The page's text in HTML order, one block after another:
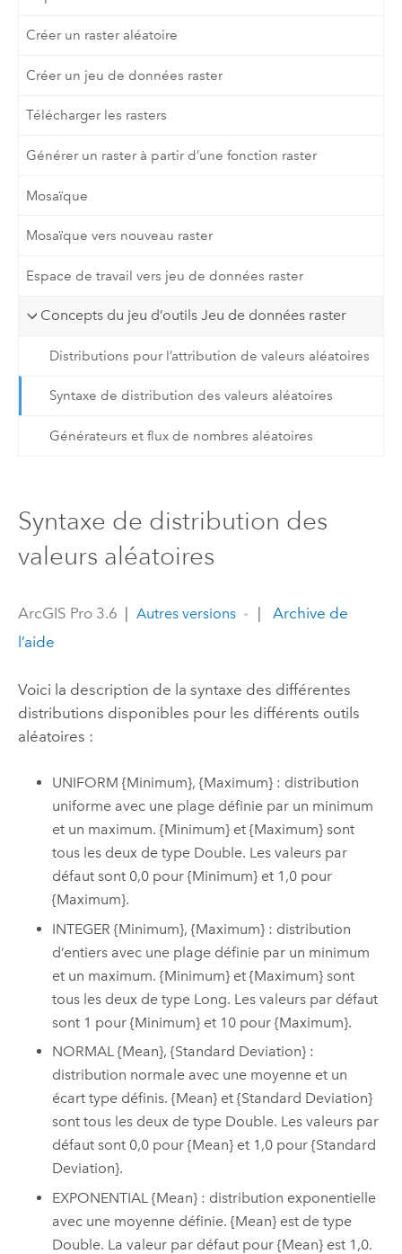
Créer un raster aléatoire
Créer un jeu de données raster
Télécharger les rasters
Générer un raster à partir d’une fonction raster
Mosaïque
Mosaïque vers nouveau raster
Espace de travail vers jeu de données raster
Concepts du jeu d’outils Jeu de données raster
Distributions pour l’attribution de valeurs aléatoires
Syntaxe de distribution des valeurs aléatoires
Générateurs et flux de nombres aléatoires
Syntaxe de distribution des
valeurs aléatoires
ArcGIS Pro 3.6 Autres versions
Archive de
l’aide
Voici la description de la syntaxe des différentes
distributions disponibles pour les différents outils
aléatoires :
UNIFORM {Minimum}, {Maximum} : distribution
uniforme avec une plage définie par un minimum
et un maximum. {Minimum} et {Maximum} sont
tous les deux de type Double. Les valeurs par
défaut sont 0,0 pour {Minimum} et 1,0 pour
{Maximum}.
INTEGER {Minimum}, {Maximum} : distribution
d’entiers avec une plage définie par un minimum
et un maximum. {Minimum} et {Maximum} sont
tous les deux de type Long. Les valeurs par défaut
sont 1 pour {Minimum} et 10 pour {Maximum}.
NORMAL {Mean}, {Standard Deviation} :
distribution normale avec une moyenne et un
écart type définis. {Mean} et {Standard Deviation}
sont tous les deux de type Double. Les valeurs par
défaut sont 0,0 pour {Mean} et 1,0 pour {Standard
Deviation}.
EXPONENTIAL {Mean} : distribution exponentielle
avec une moyenne définie. {Mean} est de type
Double. La valeur par défaut pour {Mean} est 1,0.